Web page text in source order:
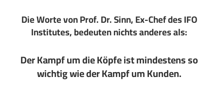
Die Worte von Prof. Dr. Sinn, Ex-Chef des IFO
Institutes, bedeuten nichts anderes als:
Der Kampf um die Köpfe ist mindestens so
wichtig wie der Kampf um Kunden.